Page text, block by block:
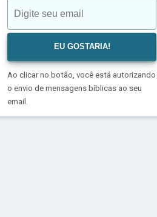
Ao clicar no botão, você está autorizando
o envio de mensagens bíblicas ao seu
email.